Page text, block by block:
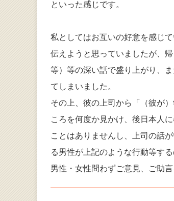
といった感じです。
私としてはお互いの好意を感じ
伝えようと思っていましたが、
等）等の深い話で盛り上がり、
てしまいました。
その上、彼の上司から「（彼が
ころを何度か見かけ、後日本人
ことはありませんし、上司の話
る男性が上記のような行動等す
男性・女性問わずご意見、ご助